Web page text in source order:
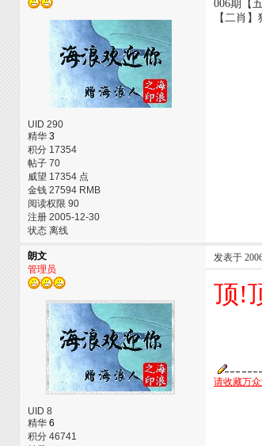
UID 290
精华 3
积分 17354
帖子 70
威望 17354 点
金钱 27594 RMB
阅读权限 90
注册 2005-12-30
状态 离线
006期【
【二肖
朗文
管理员
UID 8
精华 6
积分 46741
发表于
顶!
请收藏万